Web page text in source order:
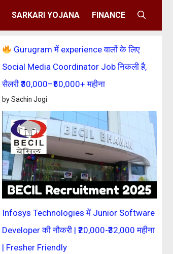
SARKARI YOJANA FINANCE
Gurugram में experience वालों के लिए
Social Media Coordinator Job निकली है,
सैलरी ₹30,000–₹60,000+ महीना
by Sachin Jogi
Infosys Technologies में Junior Software
Developer की नौकरी | ₹20,000-₹32,000 महीना
| Fresher Friendly